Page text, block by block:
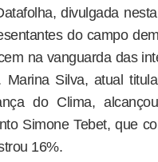
divulgada
do campo
na vanguarda das
Marina Silva, atual
do Clima,
Simone Tebet, que
16%.